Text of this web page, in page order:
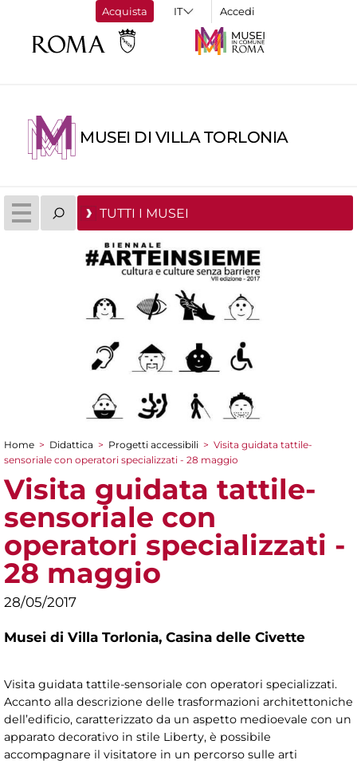
Acquista Accedi
MUSEI DI VILLA TORLONIA
TUTTI I MUSEI
Tu sei qui
Home > Didattica > Progetti accessibili > Visita guidata tattile-
sensoriale con operatori specializzati - 28 maggio
Visita guidata tattile-
sensoriale con
operatori specializzati -
28 maggio
28/05/2017
Musei di Villa Torlonia, Casina delle Civette
Visita guidata tattile-sensoriale con operatori specializzati.
Accanto alla descrizione delle trasformazioni architettoniche
dell’edificio, caratterizzato da un aspetto medioevale con un
apparato decorativo in stile Liberty, è possibile
accompagnare il visitatore in un percorso sulle arti